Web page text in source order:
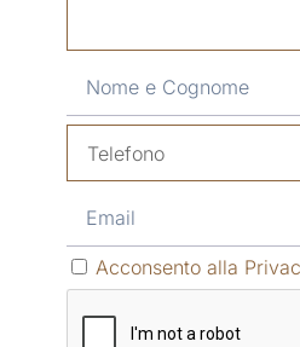
Acconsento alla